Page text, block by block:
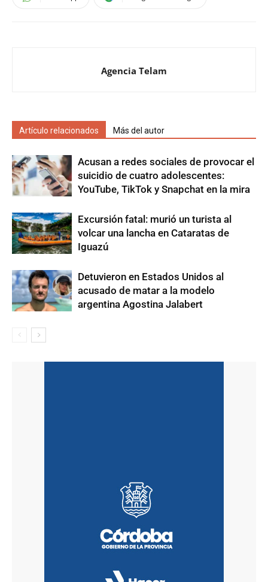
Agencia Telam
Artículo relacionados Más del autor
Acusan a redes sociales de provocar el
suicidio de cuatro adolescentes:
YouTube, TikTok y Snapchat en la mira
Excursión fatal: murió un turista al
volcar una lancha en Cataratas de
Iguazú
Detuvieron en Estados Unidos al
acusado de matar a la modelo
argentina Agostina Jalabert